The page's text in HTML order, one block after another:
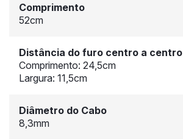
Comprimento
52cm
Distância do furo centro a centro
Comprimento: 24,5cm
Largura: 11,5cm
Diâmetro do Cabo
8,3mm